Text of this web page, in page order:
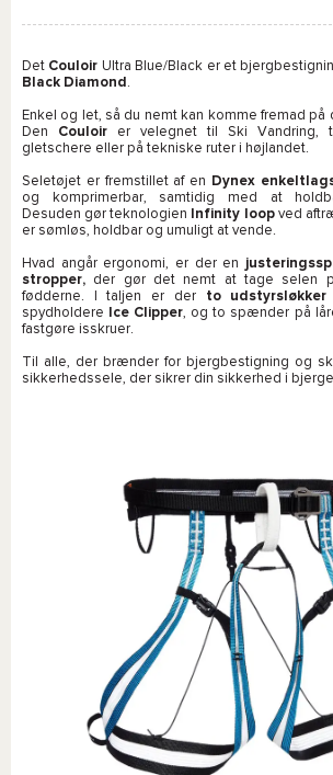
Det Couloir Ultra Blue/Black er et
Black Diamond .
Enkel og let, så du nemt kan komme fremad på
Den Couloir er velegnet til Ski Vandring,
gletschere eller på tekniske ruter i højlandet.
Seletøjet er fremstillet af en Dynex
og komprimerbar, samtidig med at
Desuden gør teknologien
Infinity loopved
er sømløs, holdbar og umuligt at vende.
Hvad angår ergonomi, er der en
stropper, der gør det nemt at tage selen
fødderne. I taljen er der
to udstyrsløkker
spydholdere
Ice Clipper, og to spænder på
fastgøre isskruer.
Til alle, der brænder for bjergbestigning og
sikkerhedssele, der sikrer din sikkerhed i